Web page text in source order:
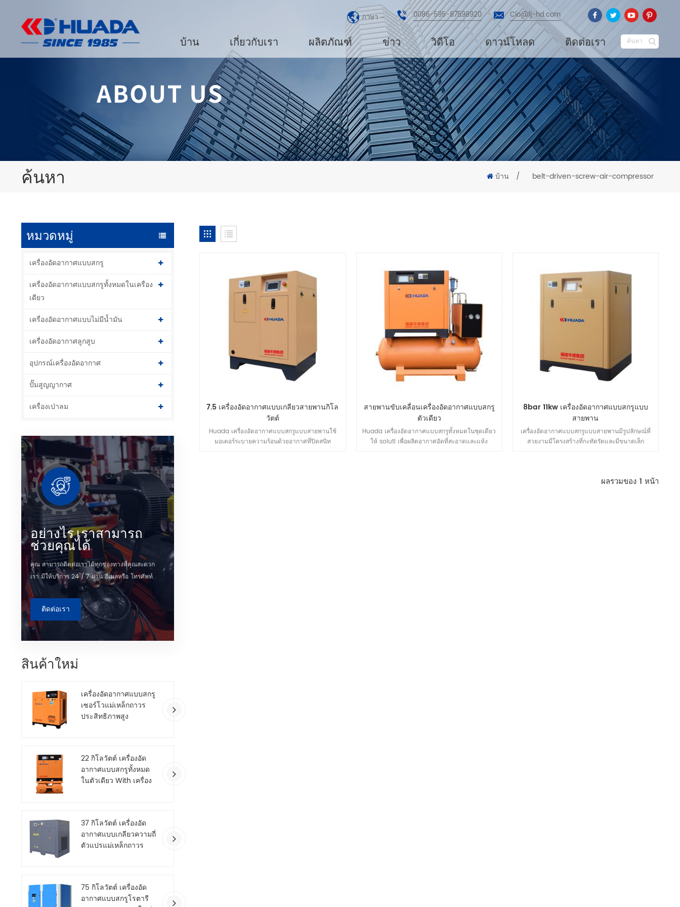
ภาษา 0086-595-87598920 Cio@fj-hd.com
บ้าน เกี่ยวกับเรา ผลิตภัณฑ์ ข่าว วิดีโอ ดาวน์โหลด ติดต่อเรา ค้นหา
ค้นหา บ้าน / belt-driven-screw-air-compressor
หมวดหมู่
เครื่องอัดอากาศแบบสกรู
เครื่องอัดอากาศแบบสกรูทั้งหมดในเครื่อง
เดียว
เครื่องอัดอากาศแบบไม่มีน้ำมัน
เครื่องอัดอากาศลูกสูบ
อุปกรณ์เครื่องอัดอากาศ
ปั๊มสูญญากาศ
เครื่องเป่าลม
อย่างไร เราสามารถ
ช่วยคุณได้
คุณ สามารถติดต่อเราได้ทุกช่องทางที่คุณสะดวก
เรา มีให้บริการ 24 / 7 ผ่าน อีเมลหรือ โทรศัพท์.
ติดต่อเรา
สินค้าใหม่
เครื่องอัดอากาศแบบสกรู
เซอร์โวแม่เหล็กถาวร
ประสิทธิภาพสูง
22 กิโลวัตต์ เครื่องอัด
อากาศแบบสกรูทั้งหมด
ในตัวเดียว With เครื่อง
37 กิโลวัตต์ เครื่องอัด
อากาศแบบเกลียวความถี่
ตัวแปรแม่เหล็กถาวร
75 กิโลวัตต์ เครื่องอัด
อากาศแบบสกรูโรตารี
7.5 เครื่องอัดอากาศแบบเกลียวสายพานกิโล
วัตต์
Huada เครื่องอัดอากาศแบบสกรูแบบสายพานใช้
มอเตอร์ระบายความร้อนด้วยอากาศที่ปิดสนิท
สายพานขับเคลื่อนเครื่องอัดอากาศแบบสกรู
ตัวเดียว
Huada เครื่องอัดอากาศแบบสกรูทั้งหมดในชุดเดียว
ให้ soluti เพื่อผลิตอากาศอัดที่สะอาดและแห้ง
8bar 11kw เครื่องอัดอากาศแบบสกรูแบบ
สายพาน
เครื่องอัดอากาศแบบสกรูแบบสายพานมีรูปลักษณ์ที่
สวยงามมีโครงสร้างที่กะทัดรัดและมีขนาดเล็ก
ผลรวมของ 1 หน้า